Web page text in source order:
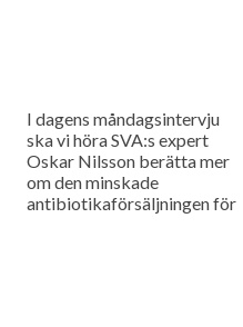
I dagens måndagsintervju
ska vi höra SVA:s expert
Oskar Nilsson berätta mer
om den minskade
antibiotikaförsäljningen för